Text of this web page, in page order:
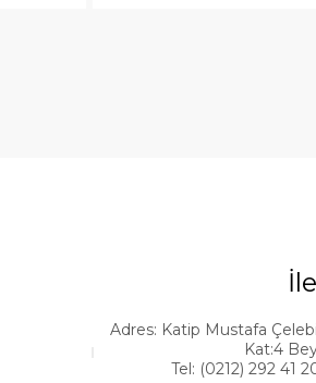
Adres: Katip Mustafa
Kat:4
Tel: (0212) 292 41